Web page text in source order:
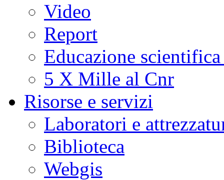
Video
Report
Educazione
5 X Mille al Cnr
Risorse e servizi
Laboratori e
Biblioteca
Webgis